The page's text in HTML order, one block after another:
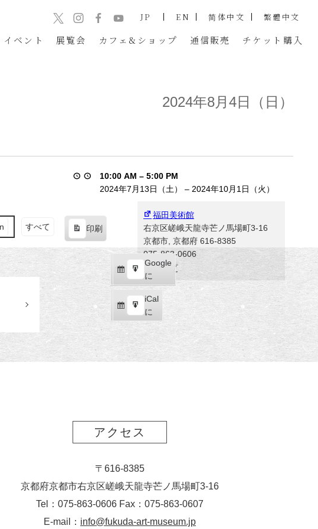
ベント 展覧会 カフェ&ショップ 通信販売 チケット 購入
JP EN 简体中文 繁體中文
2024年8月4日（日）
10:00 AM – 5:00 PM
2024年7月13日（土）
– 2024年10月1日（火）
福田美術館
右京区嵯峨天龍寺芒ノ馬場町3-16
京都市 京都府 616-8385
075-863-0606
マップ福
田
美
術
すべて 印刷
示
Google
で
購
読
iCal
で
購
Google
に
エ
ク
ス
ポ
ト
iCal
に
エ
ー
アクセス
〒616-8385
京都府京都市右京区嵯峨天龍寺芒ノ馬場町3-16
Tel：075-863-0606 Fax：075-863-0607
E-mail： info@fukuda-art-museum.jp